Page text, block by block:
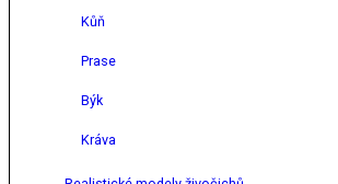
Kůň
Prase
Býk
Kráva